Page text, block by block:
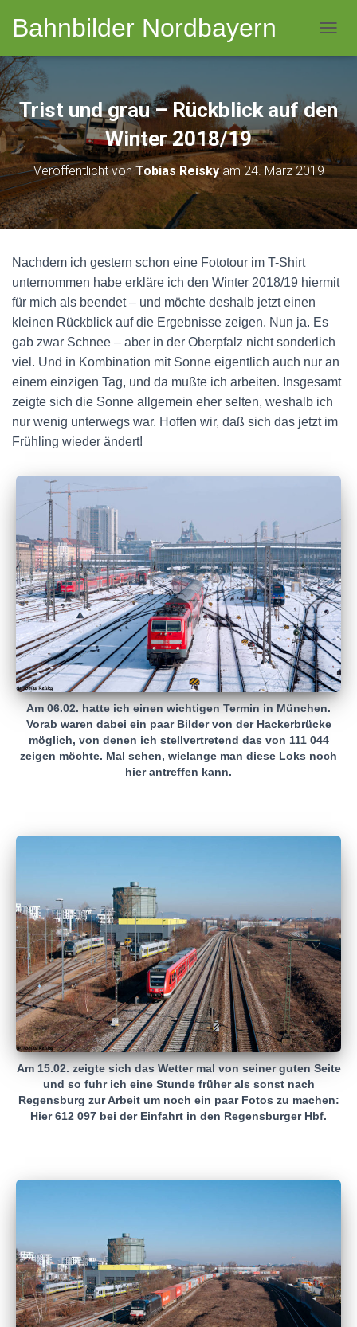
Bahnbilder Nordbayern
Trist und grau – Rückblick auf den
Winter 2018/19
Veröffentlicht von Tobias Reiskyam 24. März 2019
Nachdem ich gestern schon eine Fototour im T-Shirt
unternommen habe erkläre ich den Winter 2018/19 hiermit
für mich als beendet – und möchte deshalb jetzt einen
kleinen Rückblick auf die Ergebnisse zeigen. Nun ja. Es
gab zwar Schnee – aber in der Oberpfalz nicht sonderlich
viel. Und in Kombination mit Sonne eigentlich auch nur an
einem einzigen Tag, und da mußte ich arbeiten. Insgesamt
zeigte sich die Sonne allgemein eher selten, weshalb ich
nur wenig unterwegs war. Hoffen wir, daß sich das jetzt im
Frühling wieder ändert!
Am 06.02. hatte ich einen wichtigen Termin in München.
Vorab waren dabei ein paar Bilder von der Hackerbrücke
möglich, von denen ich stellvertretend das von 111 044
zeigen möchte. Mal sehen, wielange man diese Loks noch
hier antreffen kann.
Am 15.02. zeigte sich das Wetter mal von seiner guten Seite
und so fuhr ich eine Stunde früher als sonst nach
Regensburg zur Arbeit um noch ein paar Fotos zu machen:
Hier 612 097 bei der Einfahrt in den Regensburger Hbf.